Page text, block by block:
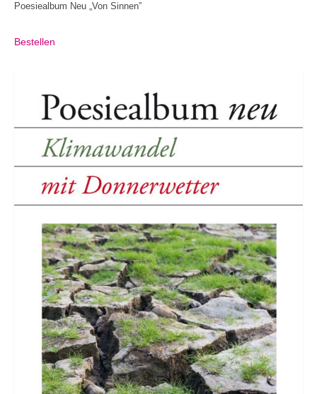
Poesiealbum Neu „Von Sinnen”
Bestellen